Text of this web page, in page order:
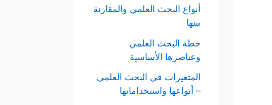
أنواع البحث العلمي والمقارنة
بينها
خطة البحث العلمي
وعناصرها الأساسية
المتغيرات في البحث العلمي
– أنواعها واستخداماتها